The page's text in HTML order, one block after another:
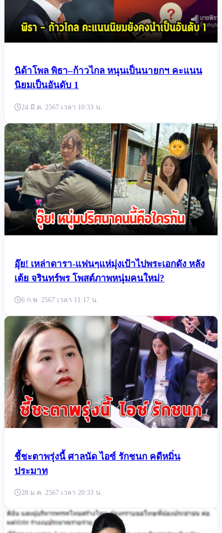
นิด้าโพล พิธา–ก้าวไกล หนุนเป็นนายกฯ คะแนน
นิยมเป็นอันดับ 1
24 มี.ค. 2567 เวลา 10:33 น.
อุ๊ย! เหล่าดารา-แฟนๆแห่มุ่งเป้าไปพระเอกดัง หลัง
เต้ย จรินทร์พร โพสต์ภาพหนุ่มคนใหม่?
6 ก.พ. 2567 เวลา 11:17 น.
ชี้ชะตาพรุ่งนี้ ศาลนัด ไอซ์ รักชนก คดีหมิ่น
ประมาท
28 ม.ค. 2567 เวลา 20:33 น.